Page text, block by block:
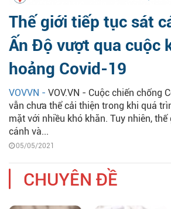
Thế giới tiếp tục sát
Ấn Độ vượt qua cuộc
hoảng Covid-19
VOVVN - VOV.VN - Cuộc chiến chống
vẫn chưa thể cải thiện trong khi quá
mặt với nhiều khó khăn. Tuy nhiên,
cánh và...
05/05/2021
CHUYÊN ĐỀ